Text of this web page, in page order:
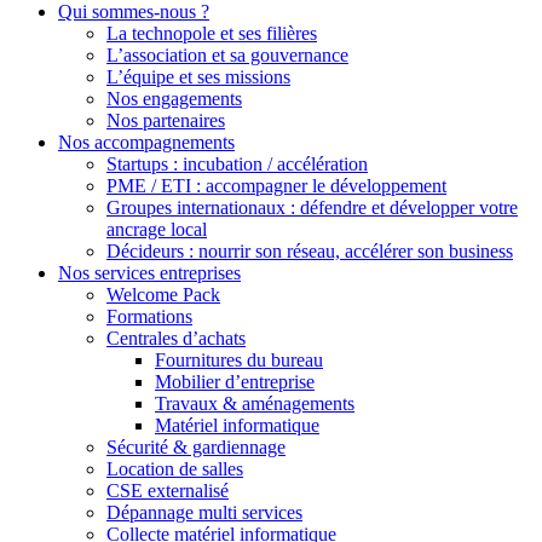
Qui sommes-nous ?
La technopole et ses filières
L’association et sa gouvernance
L’équipe et ses missions
Nos engagements
Nos partenaires
Nos accompagnements
Startups : incubation / accélération
PME / ETI : accompagner le développement
Groupes internationaux : défendre et développer votre
ancrage local
Décideurs : nourrir son réseau, accélérer son business
Nos services entreprises
Welcome Pack
Formations
Centrales d’achats
Fournitures du bureau
Mobilier d’entreprise
Travaux & aménagements
Matériel informatique
Sécurité & gardiennage
Location de salles
CSE externalisé
Dépannage multi services
Collecte matériel informatique